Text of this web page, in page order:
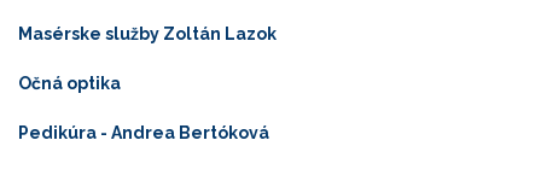
Masérske služby Zoltán Lazok
Očná optika
Pedikúra - Andrea Bertóková